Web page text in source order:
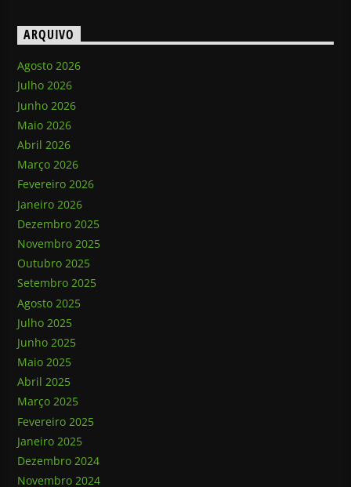
ARQUIVO
Agosto 2026
Julho 2026
Junho 2026
Maio 2026
Abril 2026
Março 2026
Fevereiro 2026
Janeiro 2026
Dezembro 2025
Novembro 2025
Outubro 2025
Setembro 2025
Agosto 2025
Julho 2025
Junho 2025
Maio 2025
Abril 2025
Março 2025
Fevereiro 2025
Janeiro 2025
Dezembro 2024
Novembro 2024